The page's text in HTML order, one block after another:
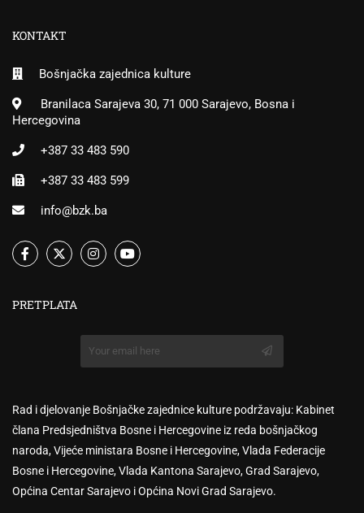
KONTAKT
Bošnjačka zajednica kulture
Branilaca Sarajeva 30, 71 000 Sarajevo, Bosna i
Hercegovina
+387 33 483 590
+387 33 483 599
info@bzk.ba
PRETPLATA
Rad i djelovanje Bošnjačke zajednice kulture podržavaju: Kabinet
člana Predsjedništva Bosne i Hercegovine iz reda bošnjačkog
naroda, Vijeće ministara Bosne i Hercegovine, Vlada Federacije
Bosne i Hercegovine, Vlada Kantona Sarajevo, Grad Sarajevo,
Općina Centar Sarajevo i Općina Novi Grad Sarajevo.